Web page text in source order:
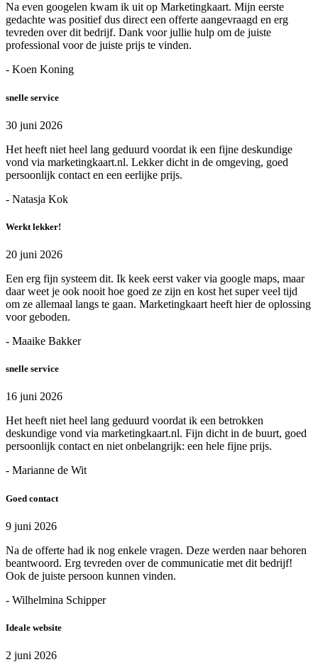
Na even googelen kwam ik uit op Marketingkaart. Mijn eerste
gedachte was positief dus direct een offerte aangevraagd en erg
tevreden over dit bedrijf. Dank voor jullie hulp om de juiste
professional voor de juiste prijs te vinden.
- Koen Koning
snelle service
30 juni 2026
Het heeft niet heel lang geduurd voordat ik een fijne deskundige
vond via marketingkaart.nl. Lekker dicht in de omgeving, goed
persoonlijk contact en een eerlijke prijs.
- Natasja Kok
Werkt lekker!
20 juni 2026
Een erg fijn systeem dit. Ik keek eerst vaker via google maps, maar
daar weet je ook nooit hoe goed ze zijn en kost het super veel tijd
om ze allemaal langs te gaan. Marketingkaart heeft hier de oplossing
voor geboden.
- Maaike Bakker
snelle service
16 juni 2026
Het heeft niet heel lang geduurd voordat ik een betrokken
deskundige vond via marketingkaart.nl. Fijn dicht in de buurt, goed
persoonlijk contact en niet onbelangrijk: een hele fijne prijs.
- Marianne de Wit
Goed contact
9 juni 2026
Na de offerte had ik nog enkele vragen. Deze werden naar behoren
beantwoord. Erg tevreden over de communicatie met dit bedrijf!
Ook de juiste persoon kunnen vinden.
- Wilhelmina Schipper
Ideale website
2 juni 2026